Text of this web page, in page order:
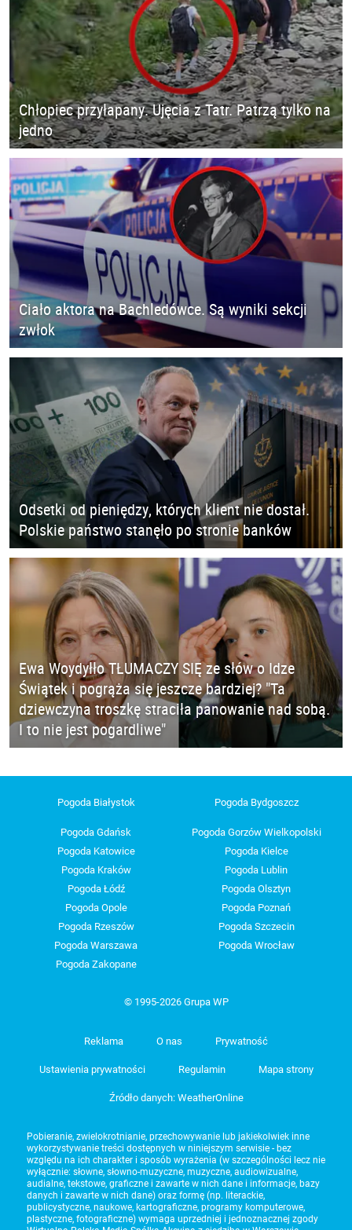
Chłopiec przyłapany. Ujęcia z Tatr. Patrzą tylko na
jedno
Ciało aktora na Bachledówce. Są wyniki sekcji
zwłok
Odsetki od pieniędzy, których klient nie dostał.
Polskie państwo stanęło po stronie banków
Ewa Woydyłło TŁUMACZY SIĘ ze słów o Idze
Świątek i pogrąża się jeszcze bardziej? "Ta
dziewczyna troszkę straciła panowanie nad sobą.
I to nie jest pogardliwe"
Pogoda Białystok Pogoda Bydgoszcz
Pogoda Gdańsk
Pogoda Gorzów Wielkopolski
Pogoda Katowice
Pogoda Kielce
Pogoda Kraków
Pogoda Lublin
Pogoda Łódź
Pogoda Olsztyn
Pogoda Opole
Pogoda Poznań
Pogoda Rzeszów
Pogoda Szczecin
Pogoda Warszawa
Pogoda Wrocław
Pogoda Zakopane
© 1995-2026 Grupa WP
Reklama O nas Prywatność
Ustawienia prywatności Regulamin Mapa strony
Źródło danych: WeatherOnline
Pobieranie, zwielokrotnianie, przechowywanie lub jakiekolwiek inne
wykorzystywanie treści dostępnych w niniejszym serwisie - bez
względu na ich charakter i sposób wyrażenia (w szczególności lecz nie
wyłącznie: słowne, słowno-muzyczne, muzyczne, audiowizualne,
audialne, tekstowe, graficzne i zawarte w nich dane i informacje, bazy
danych i zawarte w nich dane) oraz formę (np. literackie,
publicystyczne, naukowe, kartograficzne, programy komputerowe,
plastyczne, fotograficzne) wymaga uprzedniej i jednoznacznej zgody